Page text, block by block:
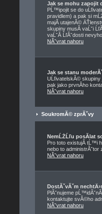
Jak se mohu zapojit
PĹ™ipojit se do
pravidlem) a pak si
majĂ­ utajenĂ©
skupiny musĂ­ vaĹˇi
vaĹˇĂ­ ĹľĂˇdosti
NĂˇvrat nahoru
Jak se stanu
UĹľivatelskĂ© skupiny
pak jako prvnĂ­ho
NĂˇvrat nahoru
SoukromĂ© zprĂˇvy
NemĹŻĹľu posĂ­lat
Pro toto existujĂ­ tĹ™i
nebo to
NĂˇvrat nahoru
DostĂˇvĂˇm
PlĂˇnujeme
kontaktujte svĂ©ho
NĂˇvrat nahoru